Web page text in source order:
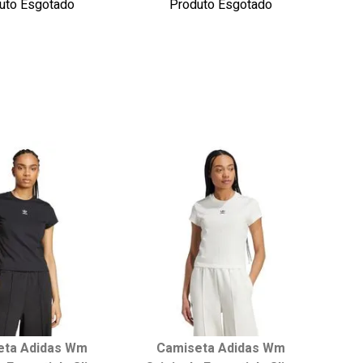
Esgotado
seu tamanho:
Produto Esgotado
Escolha seu tamanho:
Adidas Wm
Camiseta Adidas Wm